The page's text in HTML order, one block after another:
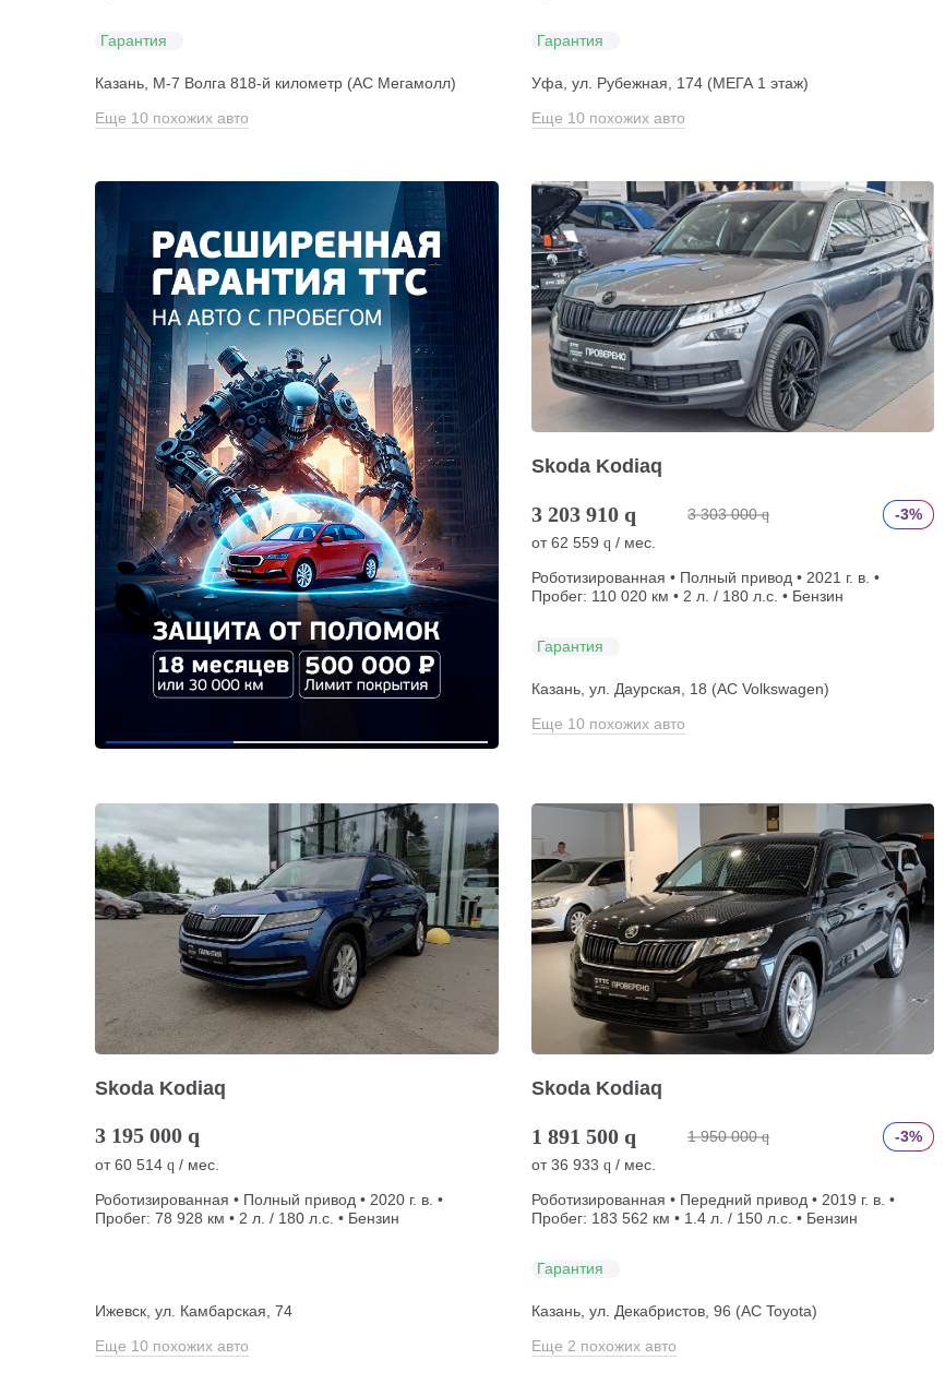
Гарантия
Казань, М-7 Волга 818-й километр (АС Мегамолл)
Еще 10 похожих авто
Гарантия
Уфа, ул. Рубежная, 174 (МЕГА 1 этаж)
Еще 10 похожих авто
Skoda Kodiaq
3 203 910 q 3 303 000 q
-3%
от62 559 q / мес.
Роботизированная • Полный привод • 2021 г. в. •
Пробег: 110 020 км • 2 л. / 180 л.с. • Бензин
Гарантия
Казань, ул. Даурская, 18 (АС Volkswagen)
Еще 10 похожих авто
Skoda Kodiaq
3 195 000 q
от60 514 q / мес.
Роботизированная • Полный привод • 2020 г. в. •
Пробег: 78 928 км • 2 л. / 180 л.с. • Бензин
Ижевск, ул. Камбарская, 74
Еще 10 похожих авто
Skoda Kodiaq
1 891 500 q 1 950 000 q
-3%
от36 933 q / мес.
Роботизированная • Передний привод • 2019 г. в. •
Пробег: 183 562 км • 1.4 л. / 150 л.с. • Бензин
Гарантия
Казань, ул. Декабристов, 96 (АС Toyota)
Еще 2 похожих авто